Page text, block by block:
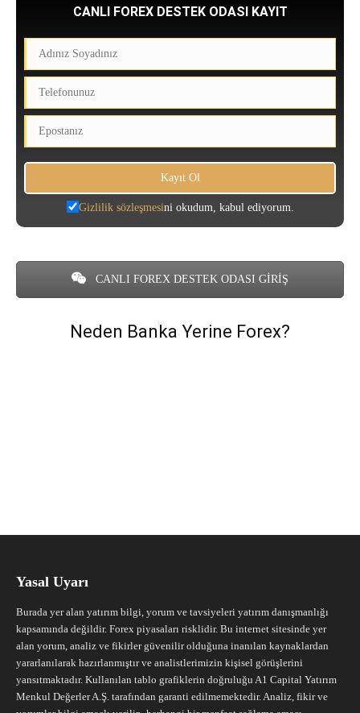
CANLI FOREX DESTEK ODASI KAYIT
Gizlilik sözleşmesini okudum, kabul ediyorum.
CANLI FOREX DESTEK ODASI GİRİŞ
Neden Banka Yerine Forex?
Yasal Uyarı
Burada yer alan yatırım bilgi, yorum ve tavsiyeleri yatırım danışmanlığı
kapsamında değildir. Forex piyasaları risklidir. Bu internet sitesinde yer
alan yorum, analiz ve fikirler güvenilir olduğuna inanılan kaynaklardan
yararlanılarak hazırlanmıştır ve analistlerimizin kişisel görüşlerini
yansıtmaktadır. Kullanılan tablo grafiklerin doğruluğu A1 Capital Yatırım
Menkul Değerler A.Ş. tarafından garanti edilmemektedir. Analiz, fikir ve